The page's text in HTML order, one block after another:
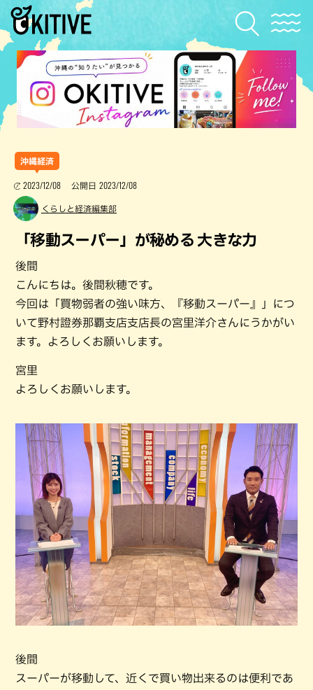
沖縄経済
2023/12/08 公開日 2023/12/08
くらしと経済編集部
「移動スーパー」が秘める 大きな力
後間
こんにちは。後間秋穂です。
今回は「買物弱者の強い味方、『移動スーパー』」につ
いて野村證券那覇支店支店長の宮里洋介さんにうかがい
ます。よろしくお願いします。
宮里
よろしくお願いします。
後間
スーパーが移動して、近くで買い物出来るのは便利であ